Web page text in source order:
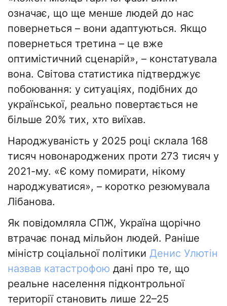
означає, що ще менше людей до нас
повернеться – вони адаптуються. Якщо
повернеться третина – це вже
оптимістичний сценарій», – констатувала
вона. Світова статистика підтверджує
побоювання: у ситуаціях, подібних до
української, реально повертається не
більше 20% тих, хто виїхав.
Народжуваність у 2025 році склала 168
тисяч новонароджених проти 273 тисяч у
2021-му. «Є кому помирати, нікому
народжуватися», – коротко резюмувала
Лібанова.
Як повідомляла СПЖ, Україна щорічно
втрачає понад мільйон людей. Раніше
міністр соціальної політики Денис Улютін
назвав катастрофою дані про те, що
реальне населення підконтрольної
території становить лише 22–25